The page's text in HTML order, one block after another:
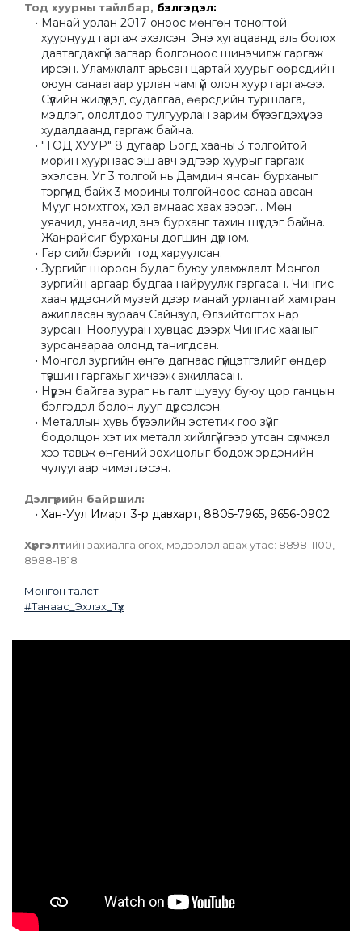
Тод хуурны тайлбар, бэлгэдэл:
Манай урлан 2017 оноос мөнгөн тоногтой
хуурнууд гаргаж эхэлсэн. Энэ хугацаанд аль болох
давтагдахгүй загвар болгоноос шинэчилж гаргаж
ирсэн. Уламжлалт арьсан цартай хуурыг өөрсдийн
оюун санаагаар урлан чамгүй олон хуур гаргажээ.
Сүүлийн жилүүдэд судалгаа, өөрсдийн туршлага,
мэдлэг, ололтдоо тулгуурлан зарим бүтээгдэхүүнээ
худалдаанд гаргаж байна.
"ТОД ХУУР" 8 дугаар Богд хааны 3 толгойтой
морин хуурнаас эш авч эдгээр хуурыг гаргаж
эхэлсэн. Уг 3 толгой нь Дамдин янсан бурханыг
тэргүүнд байх 3 морины толгойноос санаа авсан.
Мууг номхтгох, хэл амнаас хаах зэрэг... Мөн
уяачид, унаачид энэ бурханг тахин шүтдэг байна.
Жанрайсиг бурханы догшин дүр юм.
Гар сийлбэрийг тод харуулсан.
Зургийг шороон будаг буюу уламжлалт Монгол
зургийн аргаар будгаа найруулж гаргасан. Чингис
хаан үндэсний музей дээр манай урлантай хамтран
ажилласан зураач Сайнзул, Өлзийтогтох нар
зурсан. Ноолууран хувцас дээрх Чингис хааныг
зурсанаараа олонд танигдсан.
Монгол зургийн өнгө дагнаас гүйцэтгэлийг өндөр
түвшин гаргахыг хичээж ажилласан.
Нүүрэн байгаа зураг нь галт шувуу буюу цор ганцын
бэлгэдэл болон лууг дүрсэлсэн.
Металлын хувь бүтээлийн эстетик гоо зүйг
бодолцон хэт их металл хийлгүйгээр утсан сүлмжэл
хээ тавьж өнгөний зохицолыг бодож эрдэнийн
чулуугаар чимэглэсэн.
Дэлгүүрийн байршил:
Хан-Уул Имарт 3-р давхарт, 8805-7965, 9656-0902
Хүргэлтийн захиалга өгөх, мэдээлэл авах утас: 8898-1100,
8988-1818
Мөнгөн талст
#Танаас_Эхлэх_Түүх